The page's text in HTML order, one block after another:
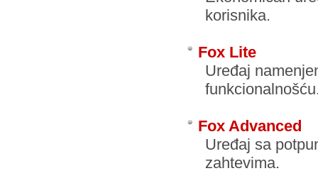
korisnika.
Fox Lite
Uređaj
Fox Advanced
Uređaj sa
zahtevima.